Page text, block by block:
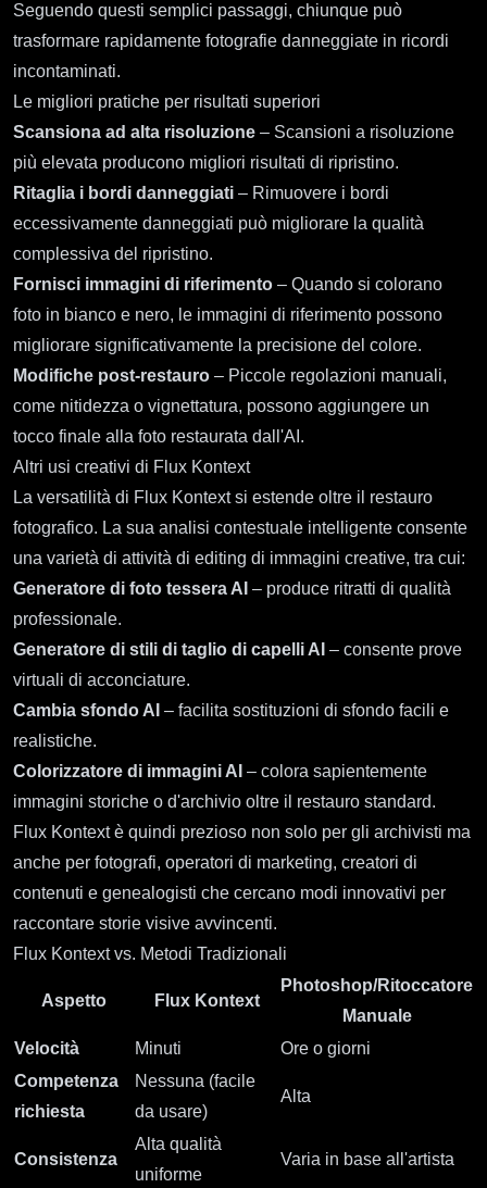
Seguendo questi semplici passaggi, chiunque può
trasformare rapidamente fotografie danneggiate in ricordi
incontaminati.
Le migliori pratiche per risultati superiori
Scansiona ad alta risoluzione – Scansioni a risoluzione
più elevata producono migliori risultati di ripristino.
Ritaglia i bordi danneggiati – Rimuovere i bordi
eccessivamente danneggiati può migliorare la qualità
complessiva del ripristino.
Fornisci immagini di riferimento – Quando si colorano
foto in bianco e nero, le immagini di riferimento possono
migliorare significativamente la precisione del colore.
Modifiche post-restauro – Piccole regolazioni manuali,
come nitidezza o vignettatura, possono aggiungere un
tocco finale alla foto restaurata dall'AI.
Altri usi creativi di Flux Kontext
La versatilità di Flux Kontext si estende oltre il restauro
fotografico. La sua analisi contestuale intelligente consente
una varietà di attività di editing di immagini creative, tra cui:
Generatore di foto tessera AI – produce ritratti di qualità
professionale.
Generatore di stili di taglio di capelli AI – consente prove
virtuali di acconciature.
Cambia sfondo AI – facilita sostituzioni di sfondo facili e
realistiche.
Colorizzatore di immagini AI – colora sapientemente
immagini storiche o d'archivio oltre il restauro standard.
Flux Kontext è quindi prezioso non solo per gli archivisti ma
anche per fotografi, operatori di marketing, creatori di
contenuti e genealogisti che cercano modi innovativi per
raccontare storie visive avvincenti.
Flux Kontext vs. Metodi Tradizionali
Aspetto Flux Kontext
Photoshop/Ritoccatore
Manuale
Velocità
Minuti
Ore o giorni
Competenza
richiesta
Nessuna (facile
da usare)
Alta
Consistenza
Alta qualità
uniforme
Varia in base all'artista